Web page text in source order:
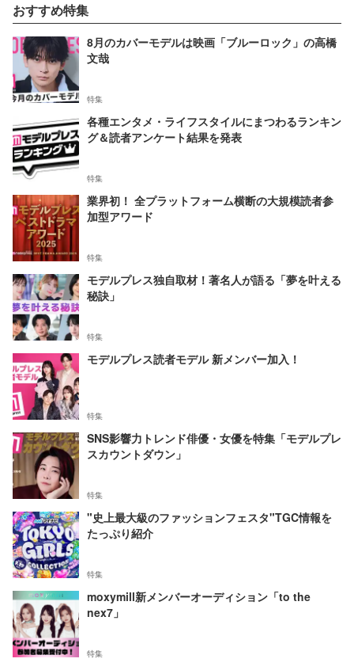
おすすめ特集
8月のカバーモデルは映画「ブルーロック」の高橋
文哉
特集
各種エンタメ・ライフスタイルにまつわるランキン
グ＆読者アンケート結果を発表
特集
業界初！ 全プラットフォーム横断の大規模読者参
加型アワード
特集
モデルプレス独自取材！著名人が語る「夢を叶える
秘訣」
特集
モデルプレス読者モデル 新メンバー加入！
特集
SNS影響力トレンド俳優・女優を特集「モデルプレ
スカウントダウン」
特集
"史上最大級のファッションフェスタ"TGC情報を
たっぷり紹介
特集
moxymill新メンバーオーディション「to the
nex7」
特集